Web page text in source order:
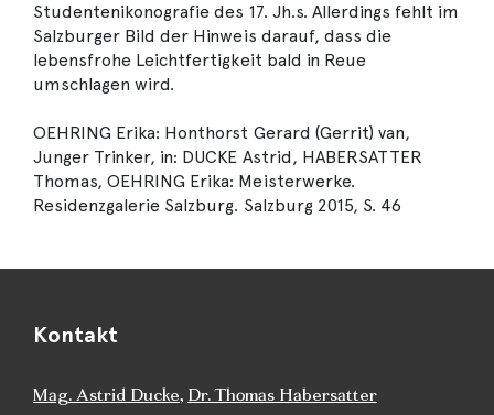
Studentenikonografie des 17. Jh.s. Allerdings fehlt im
Salzburger Bild der Hinweis darauf, dass die
lebensfrohe Leichtfertigkeit bald in Reue
umschlagen wird.
OEHRING Erika: Honthorst Gerard (Gerrit) van,
Junger Trinker, in: DUCKE Astrid, HABERSATTER
Thomas, OEHRING Erika: Meisterwerke.
Residenzgalerie Salzburg. Salzburg 2015, S. 46
Kontakt
Mag. Astrid Ducke, Dr. Thomas Habersatter